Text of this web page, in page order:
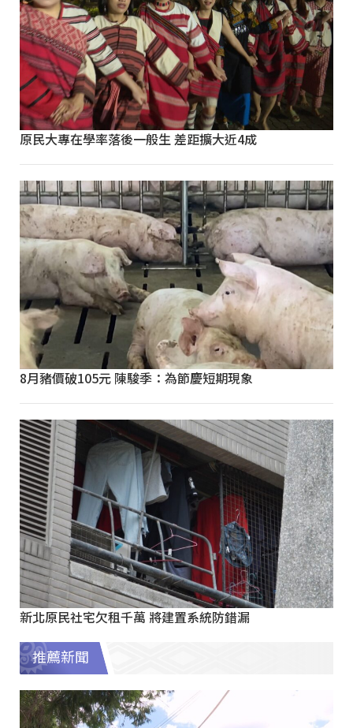
原民大專在學率落後一般生 差距擴大近4成
8月豬價破105元 陳駿季：為節慶短期現象
新北原民社宅欠租千萬 將建置系統防錯漏
推薦新聞